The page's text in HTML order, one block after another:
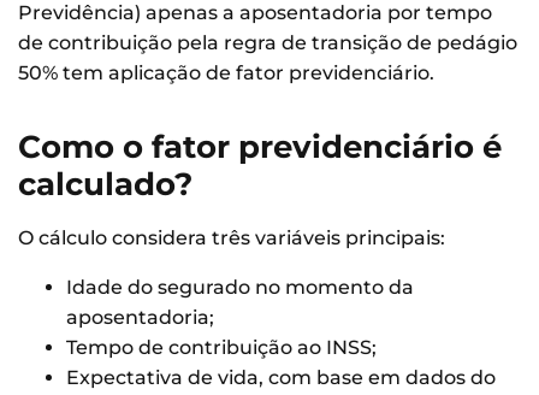
Previdência) apenas a aposentadoria por tempo
de contribuição pela regra de transição de pedágio
50% tem aplicação de fator previdenciário.
Como o fator previdenciário é
calculado?
O cálculo considera três variáveis principais:
Idade do segurado no momento da
aposentadoria;
Tempo de contribuição ao INSS;
Expectativa de vida, com base em dados do